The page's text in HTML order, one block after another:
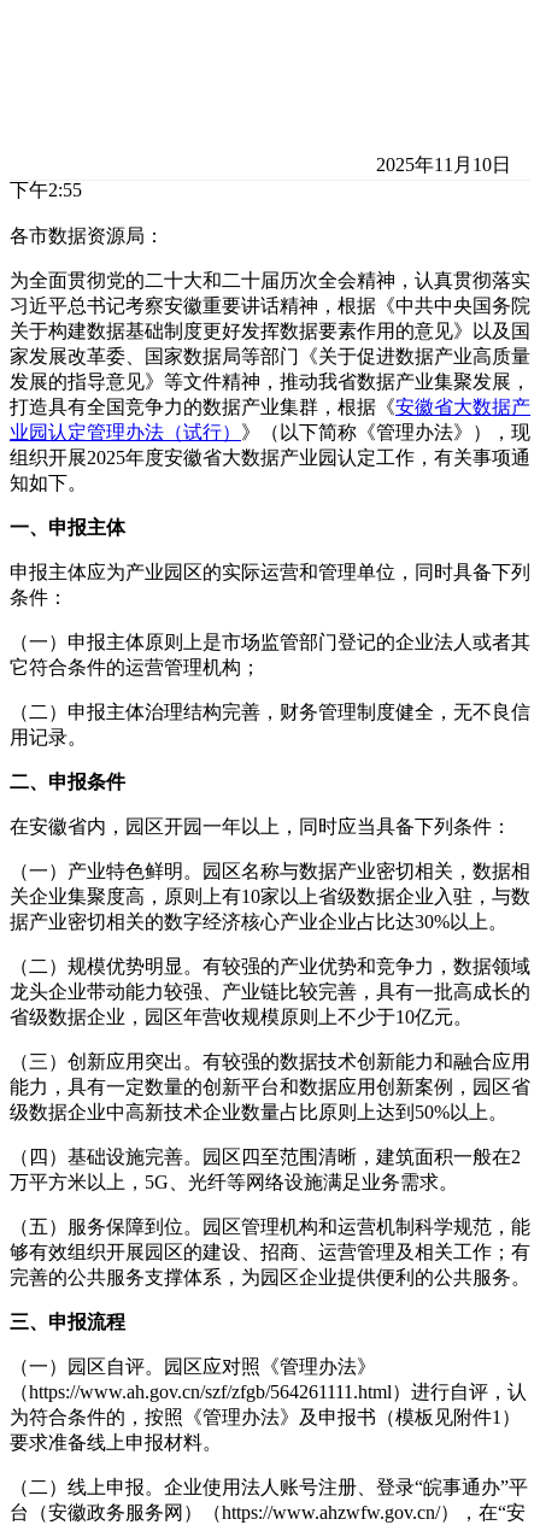
2025年11月10日
下午2:55
各市数据资源局：
为全面贯彻党的二十大和二十届历次全会精神，认真贯彻落实
习近平总书记考察安徽重要讲话精神，根据《中共中央国务院
关于构建数据基础制度更好发挥数据要素作用的意见》以及国
家发展改革委、国家数据局等部门《关于促进数据产业高质量
发展的指导意见》等文件精神，推动我省数据产业集聚发展，
打造具有全国竞争力的数据产业集群，根据《安徽省大数据产
业园认定管理办法（试行） 》（以下简称《管理办法》），现
组织开展2025年度安徽省大数据产业园认定工作，有关事项通
知如下。
一、申报主体
申报主体应为产业园区的实际运营和管理单位，同时具备下列
条件：
（一）申报主体原则上是市场监管部门登记的企业法人或者其
它符合条件的运营管理机构；
（二）申报主体治理结构完善，财务管理制度健全，无不良信
用记录。
二、申报条件
在安徽省内，园区开园一年以上，同时应当具备下列条件：
（一）产业特色鲜明。园区名称与数据产业密切相关，数据相
关企业集聚度高，原则上有10家以上省级数据企业入驻，与数
据产业密切相关的数字经济核心产业企业占比达30%以上。
（二）规模优势明显。有较强的产业优势和竞争力，数据领域
龙头企业带动能力较强、产业链比较完善，具有一批高成长的
省级数据企业，园区年营收规模原则上不少于10亿元。
（三）创新应用突出。有较强的数据技术创新能力和融合应用
能力，具有一定数量的创新平台和数据应用创新案例，园区省
级数据企业中高新技术企业数量占比原则上达到50%以上。
（四）基础设施完善。园区四至范围清晰，建筑面积一般在2
万平方米以上，5G、光纤等网络设施满足业务需求。
（五）服务保障到位。园区管理机构和运营机制科学规范，能
够有效组织开展园区的建设、招商、运营管理及相关工作；有
完善的公共服务支撑体系，为园区企业提供便利的公共服务。
三、申报流程
（一）园区自评。园区应对照《管理办法》
（https://www.ah.gov.cn/szf/zfgb/564261111.html）进行自评，认
为符合条件的，按照《管理办法》及申报书（模板见附件1）
要求准备线上申报材料。
（二）线上申报。企业使用法人账号注册、登录“皖事通办”平
台（安徽政务服务网）（https://www.ahzwfw.gov.cn/），在“安